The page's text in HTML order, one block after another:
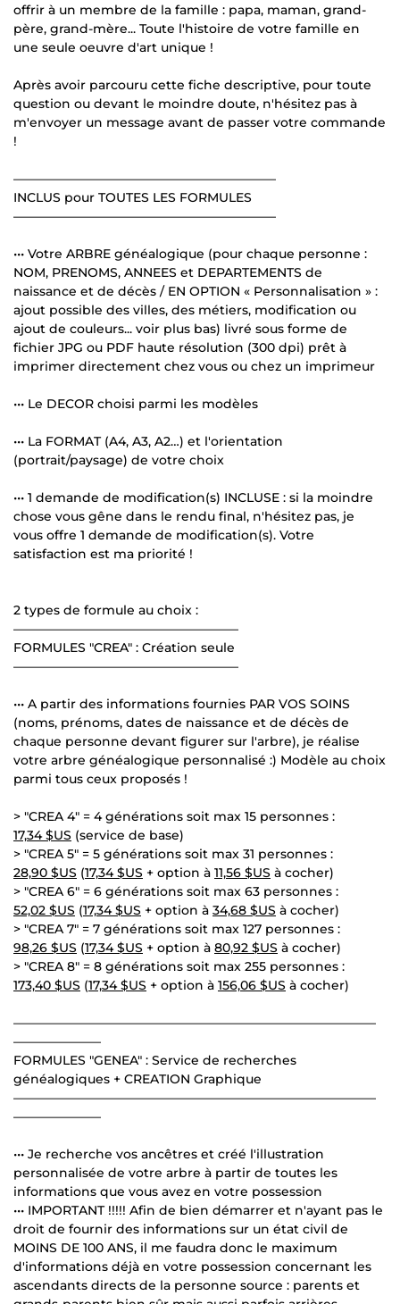
offrir à un membre de la famille : papa, maman, grand-
père, grand-mère... Toute l'histoire de votre famille en
une seule oeuvre d'art unique !
Après avoir parcouru cette fiche descriptive, pour toute
question ou devant le moindre doute, n'hésitez pas à
m'envoyer un message avant de passer votre commande
!
—————————————————————
INCLUS pour TOUTES LES FORMULES
—————————————————————
••• Votre ARBRE généalogique (pour chaque personne :
NOM, PRENOMS, ANNEES et DEPARTEMENTS de
naissance et de décès / EN OPTION « Personnalisation » :
ajout possible des villes, des métiers, modification ou
ajout de couleurs... voir plus bas) livré sous forme de
fichier JPG ou PDF haute résolution (300 dpi) prêt à
imprimer directement chez vous ou chez un imprimeur
••• Le DECOR choisi parmi les modèles
••• La FORMAT (A4, A3, A2…) et l'orientation
(portrait/paysage) de votre choix
••• 1 demande de modification(s) INCLUSE : si la moindre
chose vous gêne dans le rendu final, n'hésitez pas, je
vous offre 1 demande de modification(s). Votre
satisfaction est ma priorité !
2 types de formule au choix :
——————————————————
FORMULES "CREA" : Création seule
——————————————————
••• A partir des informations fournies PAR VOS SOINS
(noms, prénoms, dates de naissance et de décès de
chaque personne devant figurer sur l'arbre), je réalise
votre arbre généalogique personnalisé :) Modèle au choix
parmi tous ceux proposés !
> "CREA 4" = 4 générations soit max 15 personnes :
17,34 $US (service de base)
> "CREA 5" = 5 générations soit max 31 personnes :
28,90 $US (17,34 $US + option à 11,56 $US à cocher)
> "CREA 6" = 6 générations soit max 63 personnes :
52,02 $US (17,34 $US + option à 34,68 $US à cocher)
> "CREA 7" = 7 générations soit max 127 personnes :
98,26 $US (17,34 $US + option à 80,92 $US à cocher)
> "CREA 8" = 8 générations soit max 255 personnes :
173,40 $US (17,34 $US + option à 156,06 $US à cocher)
—————————————————————————————
———————
FORMULES "GENEA" : Service de recherches
généalogiques + CREATION Graphique
—————————————————————————————
———————
••• Je recherche vos ancêtres et créé l'illustration
personnalisée de votre arbre à partir de toutes les
informations que vous avez en votre possession
••• IMPORTANT !!!!! Afin de bien démarrer et n'ayant pas le
droit de fournir des informations sur un état civil de
MOINS DE 100 ANS, il me faudra donc le maximum
d'informations déjà en votre possession concernant les
ascendants directs de la personne source : parents et